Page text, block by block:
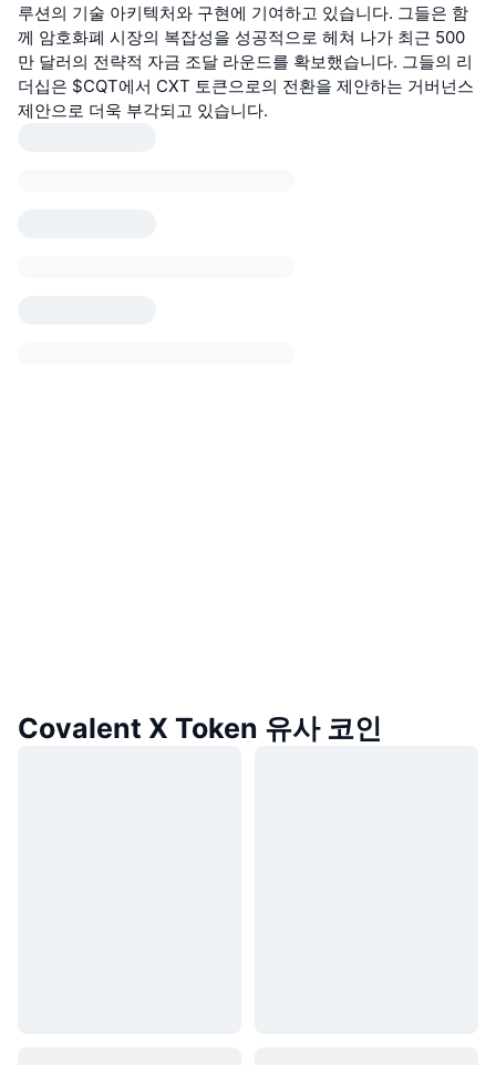
루션의 기술 아키텍처와 구현에 기여하고 있습니다. 그들은 함
께 암호화폐 시장의 복잡성을 성공적으로 헤쳐 나가 최근 500
만 달러의 전략적 자금 조달 라운드를 확보했습니다. 그들의 리
더십은 $CQT에서 CXT 토큰으로의 전환을 제안하는 거버넌스
제안으로 더욱 부각되고 있습니다.
Covalent X Token 유사 코인